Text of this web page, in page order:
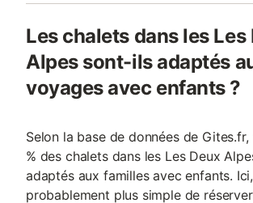
Les chalets dans les Les
Alpes sont-ils adaptés
voyages avec enfants ?
Selon la base de données de Gites.fr,
% des chalets dans les Les Deux
adaptés aux familles avec enfants.
probablement plus simple de